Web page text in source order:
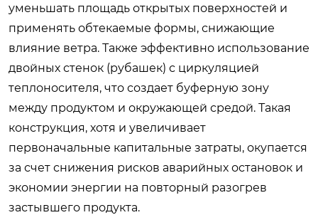
уменьшать площадь открытых поверхностей и
применять обтекаемые формы, снижающие
влияние ветра. Также эффективно использование
двойных стенок (рубашек) с циркуляцией
теплоносителя, что создает буферную зону
между продуктом и окружающей средой. Такая
конструкция, хотя и увеличивает
первоначальные капитальные затраты, окупается
за счет снижения рисков аварийных остановок и
экономии энергии на повторный разогрев
застывшего продукта.